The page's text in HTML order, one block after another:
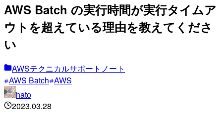
AWS Batch の実行時間が実行タイムア
ウトを超えている理由を教えてくださ
い
AWSテクニカルサポートノート
AWS Batch AWS
hato
2023.03.28